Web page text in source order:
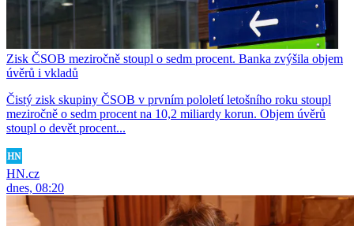
Zisk ČSOB meziročně stoupl o sedm procent. Banka zvýšila objem
úvěrů i vkladů
Čistý zisk skupiny ČSOB v prvním pololetí letošního roku stoupl
meziročně o sedm procent na 10,2 miliardy korun. Objem úvěrů
stoupl o devět procent...
HN.cz
dnes, 08:20